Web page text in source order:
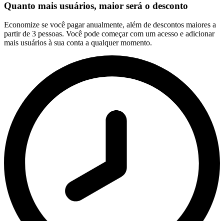
Quanto mais usuários, maior será o desconto
Economize se você pagar anualmente, além de descontos maiores a
partir de 3 pessoas. Você pode começar com um acesso e adicionar
mais usuários à sua conta a qualquer momento.